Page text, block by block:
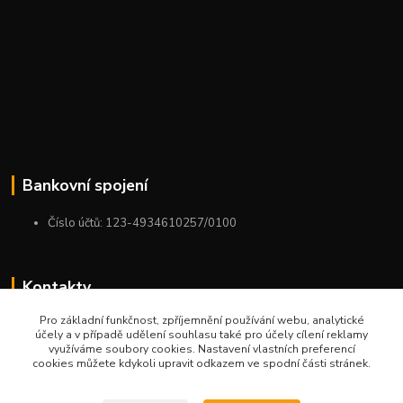
Bankovní spojení
Číslo účtů: 123-4934610257/0100
Kontakty
+420 775 954 963
9:00-12:00-13:00-16:00
Pro základní funkčnost, zpříjemnění používání webu, analytické
účely a v případě udělení souhlasu také pro účely cílení reklamy
využíváme soubory cookies. Nastavení vlastních preferencí
cookies můžete kdykoli upravit odkazem ve spodní části stránek.